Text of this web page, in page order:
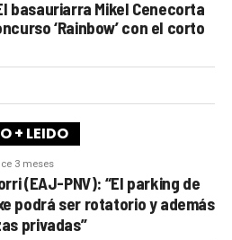
basauriarra Mikel Cenecorta
‘Rainbow’ con el corto
+ LEIDO
3 meses
(EAJ-PNV): “El parking de
podrá ser rotatorio y además
privadas”